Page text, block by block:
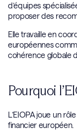
d’équipes
proposer des
Elle travaille en
européennes
cohérence globale
Pourquoi
L’EIOPA joue un
financier européen.